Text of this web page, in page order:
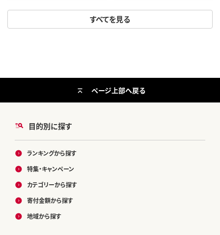
すべてを見る
目的別に探す
ランキングから探す
特集・キャンペーン
カテゴリーから探す
寄付金額から探す
地域から探す
ページ上部へ戻る